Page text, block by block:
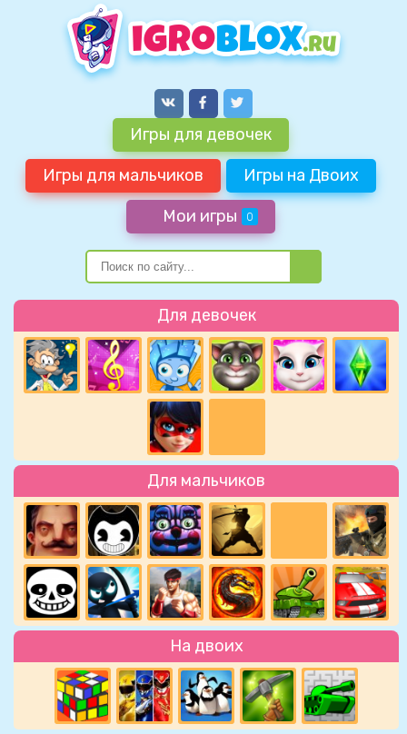
Игры для девочек
Игры для мальчиков Игры на Двоих
Мои игры 0
Для девочек
Для мальчиков
На двоих